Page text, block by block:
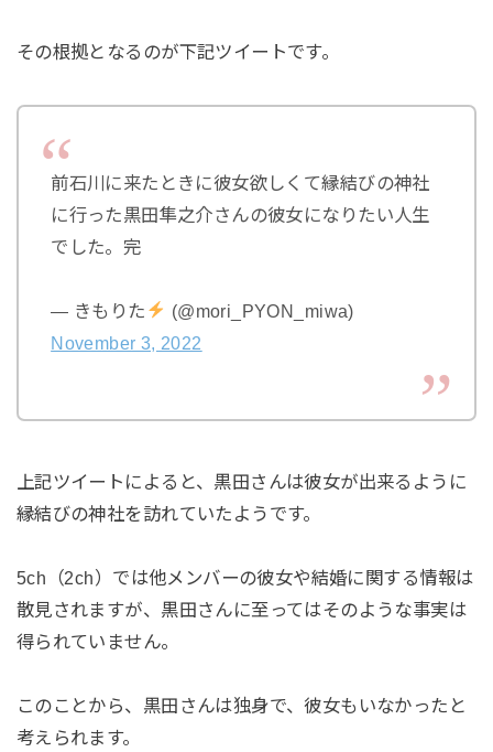
その根拠となるのが下記ツイートです。
前石川に来たときに彼女欲しくて縁結びの神社
に行った黒田隼之介さんの彼女になりたい人生
でした。完
— きもりた
(@mori_PYON_miwa)
November 3, 2022
上記ツイートによると、黒田さんは彼女が出来るように
縁結びの神社を訪れていたようです。
5ch（2ch）では他メンバーの彼女や結婚に関する情報は
散見されますが、黒田さんに至ってはそのような事実は
得られていません。
このことから、黒田さんは独身で、彼女もいなかったと
考えられます。